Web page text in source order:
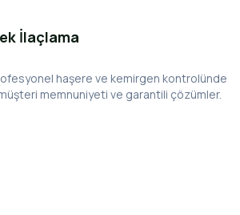
İlaçlama
haşere ve kemirgen kontrolünde
memnuniyeti ve garantili çözümler.